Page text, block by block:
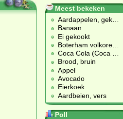
Meest bekeken
Aardappelen, gek
Banaan
Ei gekookt
Boterham volkore
Coca Cola (Coca
Brood, bruin
Appel
Avocado
Eierkoek
Aardbeien, vers
Poll